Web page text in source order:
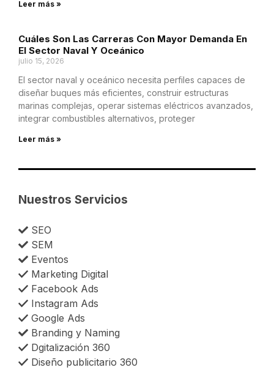
Leer más »
Cuáles Son Las Carreras Con Mayor Demanda En
El Sector Naval Y Oceánico
julio 15, 2026
El sector naval y oceánico necesita perfiles capaces de
diseñar buques más eficientes, construir estructuras
marinas complejas, operar sistemas eléctricos avanzados,
integrar combustibles alternativos, proteger
Leer más »
Nuestros Servicios
SEO
SEM
Eventos
Marketing Digital
Facebook Ads
Instagram Ads
Google Ads
Branding y Naming
Dgitalización 360
Diseño publicitario 360